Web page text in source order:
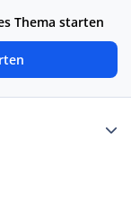
Thema starten